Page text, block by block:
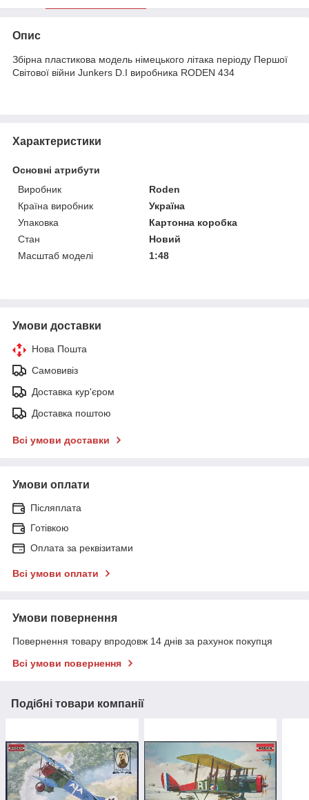
Опис
Збірна пластикова модель німецького літака періоду Першої
Світової війни Junkers D.I виробника RODEN 434
Характеристики
Основні атрибути
Виробник
Roden
Країна виробник
Україна
Упаковка
Картонна коробка
Стан
Новий
Масштаб моделі
1:48
Умови доставки
Нова Пошта
Самовивіз
Доставка кур'єром
Доставка поштою
Всі умови доставки
Умови оплати
Післяплата
Готівкою
Оплата за реквізитами
Всі умови оплати
Умови повернення
Повернення товару впродовж 14 днів за рахунок покупця
Всі умови повернення
Подібні товари компанії